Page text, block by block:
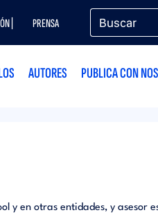
| PRENSA
AUTORES PUBLICA CON
y en otras entidades, y asesor